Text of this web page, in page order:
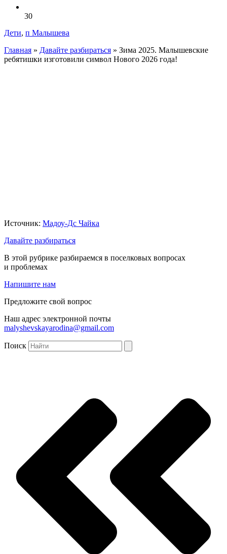
30
Дети, п Малышева
Главная » Давайте разбираться » Зима 2025. Малышевские
ребятишки изготовили символ Нового 2026 года!
Источник: Мадоу-Дс Чайка
Давайте разбираться
В этой рубрике разбираемся в поселковых вопросах
и проблемах
Напишите нам
Предложите свой вопрос
Наш адрес электронной почты
malyshevskayarodina@gmail.com
Поиск